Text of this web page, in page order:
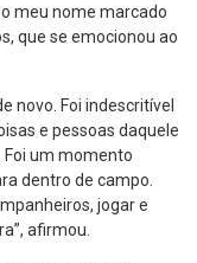
meu nome marcado
que se emocionou ao
novo. Foi indescritível
e pessoas daquele
um momento
dentro de campo.
jogar e
afirmou.